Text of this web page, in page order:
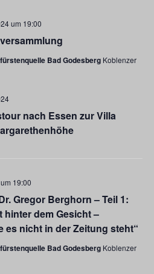
um 19:00
Bad Godesberg Koblenzer
nach Essen zur Villa
Gregor Berghorn – Teil 1:
hinter dem Gesicht –
es nicht in der Zeitung steht“
19:00
Bad Godesberg Koblenzer